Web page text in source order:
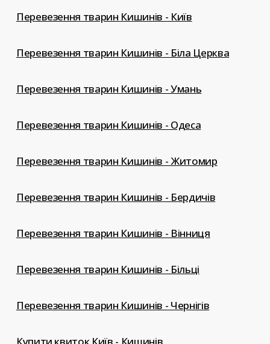
Перевезення тварин Кишинів - Київ
Перевезення тварин Кишинів - Біла Церква
Перевезення тварин Кишинів - Умань
Перевезення тварин Кишинів - Одеса
Перевезення тварин Кишинів - Житомир
Перевезення тварин Кишинів - Бердичів
Перевезення тварин Кишинів - Вінниця
Перевезення тварин Кишинів - Більці
Перевезення тварин Кишинів - Чернігів